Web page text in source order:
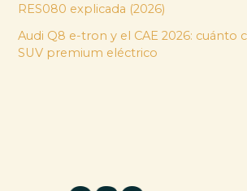
RES080 explicada (2026)
Audi Q8 e-tron y el CAE 2026: cuánto
SUV premium eléctrico